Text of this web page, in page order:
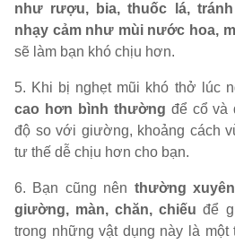
như rượu, bia, thuốc lá,
nhạy cảm như mùi nước hoa,
sẽ làm bạn khó chịu hơn.
5. Khi bị nghẹt mũi khó thở lúc
cao hơn bình thường để cổ và
độ so với giường, khoảng cách
tư thế dễ chịu hơn cho bạn.
6. Bạn cũng nên thường
giường, màn, chăn, chiếu để
trong những vật dụng này là một